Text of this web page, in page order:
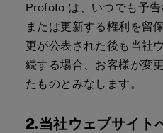
Profoto は、いつでも予
または更新する権利を留
更が公表された後も当社
続する場合、お客様が変
たものとみなします。
2.当社ウェブサイト